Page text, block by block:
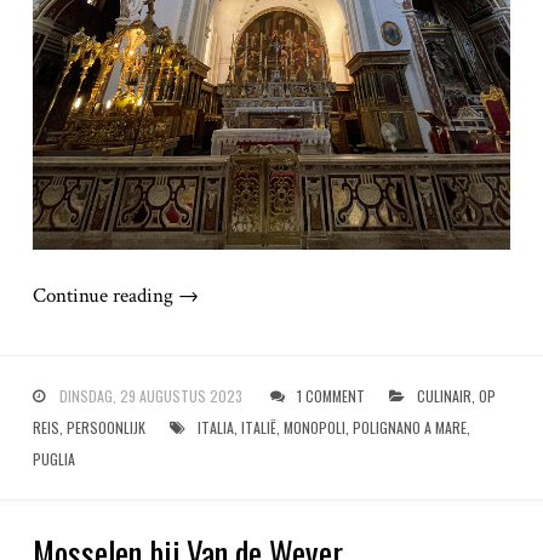
Continue reading →
DINSDAG, 29 AUGUSTUS 2023 1 COMMENT CULINAIR OP
REIS PERSOONLIJK ITALIA, ITALIË, MONOPOLI POLIGNANO A MARE,
PUGLIA